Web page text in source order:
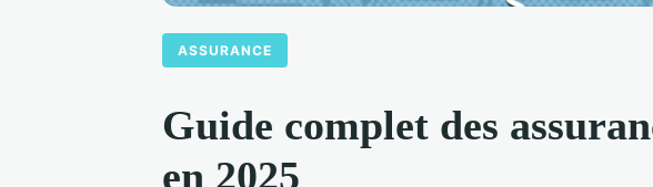
ASSURANCE
Guide complet des
en 2025